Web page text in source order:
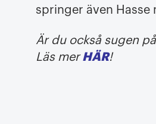
springer även Hasse
Är du också sugen
Läs merHÄR!